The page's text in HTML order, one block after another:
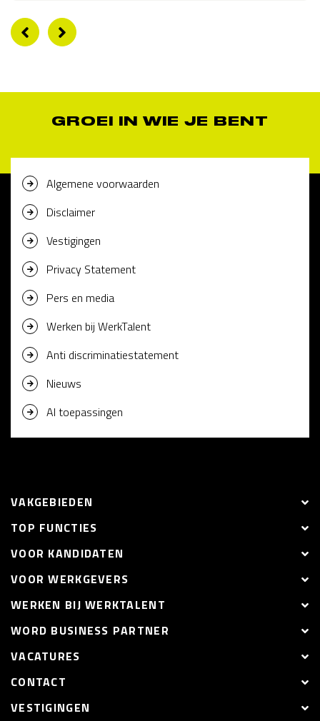
GROEI IN WIE JE BENT
Algemene voorwaarden
Disclaimer
Vestigingen
Privacy Statement
Pers en media
Werken bij WerkTalent
Anti discriminatiestatement
Nieuws
AI toepassingen
VAKGEBIEDEN
TOP FUNCTIES
VOOR KANDIDATEN
VOOR WERKGEVERS
WERKEN BIJ WERKTALENT
WORD BUSINESS PARTNER
VACATURES
CONTACT
VESTIGINGEN